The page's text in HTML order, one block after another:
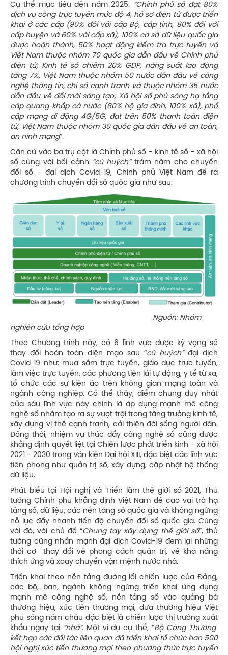
Cụ thể mục tiêu đến năm 2025: “Chính phủ số đạt 80%
dịch vụ công trực tuyến mức độ 4, hồ sơ điện tử được triển
khai ở các cấp (90% đối với cấp Bộ, cấp tỉnh, 80% đối với
cấp huyện và 60% với cấp xã), 100% cơ sở dữ liệu quốc gia
được hoàn thành, 50% hoạt động kiểm tra trực tuyến và
Việt Nam thuộc nhóm 70 quốc gia dẫn đầu về Chính phủ
điện tử; Kinh tế số chiếm 20% GDP, năng suất lao động
tăng 7%, Việt Nam thuộc nhóm 50 nước dẫn đầu về công
nghệ thông tin, chỉ số cạnh tranh và thuộc nhóm 35 nước
dẫn đầu về đổi mới sáng tạo; Xã hội số phủ sóng hạ tầng
cáp quang khắp cả nước (80% hộ gia đình, 100% xã), phổ
cập mạng di động 4G/5G, đạt trên 50% thanh toán điện
tử, Việt Nam thuộc nhóm 30 quốc gia dẫn đầu về an toàn,
an ninh mạng”.
Căn cứ vào ba trụ cột là Chính phủ số - kinh tế số - xã hội
số cùng với bối cảnh “cú huých”trăm năm cho chuyển
đổi số - đại dịch Covid-19, Chính phủ Việt Nam đề ra
chương trình chuyển đổi số quốc gia như sau:
Nguồn: Nhóm
nghiên cứu tổng hợp
Theo Chương trình này, có 6 lĩnh vực được kỳ vọng sẽ
thay đổi hoàn toàn diện mạo sau “cú huých”đại dịch
Covid 19 như: mua sắm trực tuyến, giáo dục trực tuyến,
làm việc trực tuyến, các phương tiện lái tự động, y tế từ xa,
tổ chức các sự kiện ảo trên không gian mạng toàn và
ngành công nghiệp. Có thể thấy, điểm chung duy nhất
của sáu lĩnh vực này chính là áp dụng mạnh mẽ công
nghệ số nhằm tạo ra sự vượt trội trong tăng trưởng kinh tế,
xây dựng vị thế cạnh tranh, cải thiện đời sống người dân.
Đồng thời, nhiệm vụ thúc đẩy công nghệ số cũng được
khẳng định quyết liệt tại Chiến lược phát triển kinh - xã hội
2021 - 2030 trong Văn kiện Đại hội XIII, đặc biệt các lĩnh vực
tiên phong như quản trị số, xây dựng, cập nhật hệ thống
dữ liệu.
Phát biểu tại Hội nghị và Triển lãm thế giới số 2021, Thủ
tướng Chính phủ khẳng định Việt Nam đề cao vai trò hạ
tầng số, dữ liệu, các nền tảng số quốc gia và không ngừng
nỗ lực đẩy nhanh tiến độ chuyển đổi số quốc gia. Cùng
với đó, với chủ đề “Chung tay xây dựng thế giới số”, thủ
tướng cũng nhấn mạnh đại dịch Covid-19 đem lại những
thời cơ thay đổi về phong cách quản trị, về khả năng
thích ứng và xoay chuyển vận mệnh nước nhà.
Triển khai theo nền tảng đường lối chiến lược của Đảng,
các bộ, ban, ngành không ngừng triển khai ứng dụng
mạnh mẽ công nghệ số, nền tảng số vào quảng bá
thương hiệu, xúc tiến thương mại, đưa thương hiệu Việt
phủ sóng năm châu đặc biệt là chiến lược thị trường xuất
khẩu ngay tại “nhà”. Một ví dụ cụ thể, “Bộ Công Thương
kết hợp các đối tác liên quan đã triển khai tổ chức hơn 500
hội nghị xúc tiến thương mại theo phương thức trực tuyến